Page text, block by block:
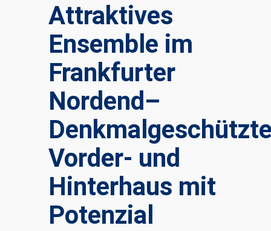
Attraktives
Ensemble im
Frankfurter
Nordend–
Vorder- und
Hinterhaus mit
Potenzial